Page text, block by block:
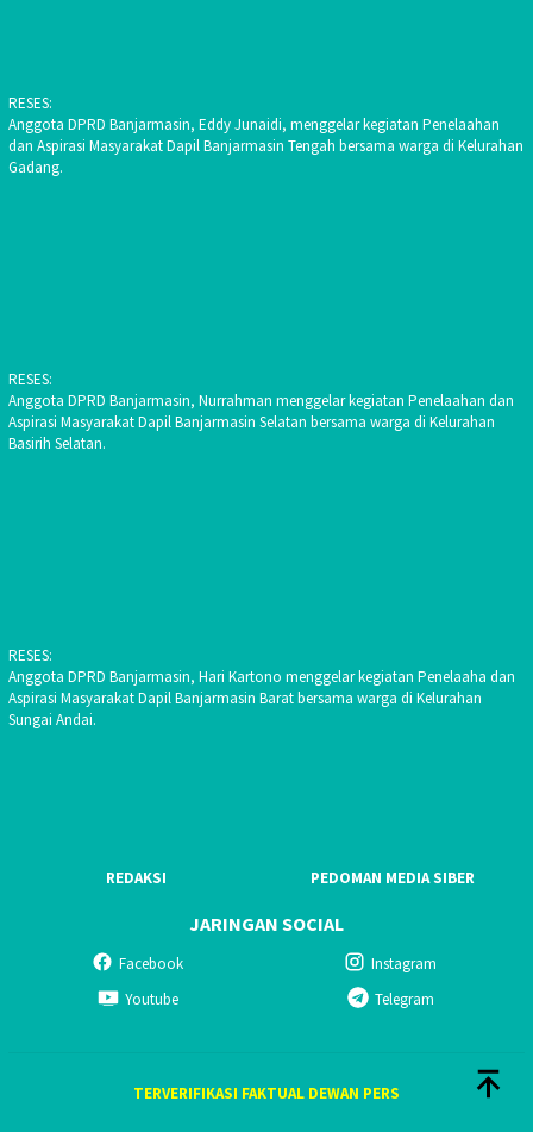
RESES:
Anggota DPRD Banjarmasin, Eddy Junaidi, menggelar kegiatan Penelaahan
dan Aspirasi Masyarakat Dapil Banjarmasin Tengah bersama warga di Kelurahan
Gadang.
RESES:
Anggota DPRD Banjarmasin, Nurrahman menggelar kegiatan Penelaahan dan
Aspirasi Masyarakat Dapil Banjarmasin Selatan bersama warga di Kelurahan
Basirih Selatan.
RESES:
Anggota DPRD Banjarmasin, Hari Kartono menggelar kegiatan Penelaaha dan
Aspirasi Masyarakat Dapil Banjarmasin Barat bersama warga di Kelurahan
Sungai Andai.
REDAKSI PEDOMAN MEDIA SIBER
JARINGAN SOCIAL
Facebook
Instagram
Youtube
Telegram
TERVERIFIKASI FAKTUAL DEWAN PERS